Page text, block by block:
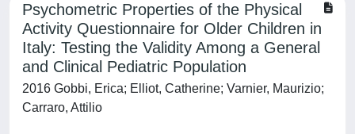
Psychometric Properties of the Physical
Activity Questionnaire for Older Children in
Italy: Testing the Validity Among a General
and Clinical Pediatric Population
2016 Gobbi, Erica; Elliot, Catherine; Varnier, Maurizio;
Carraro, Attilio